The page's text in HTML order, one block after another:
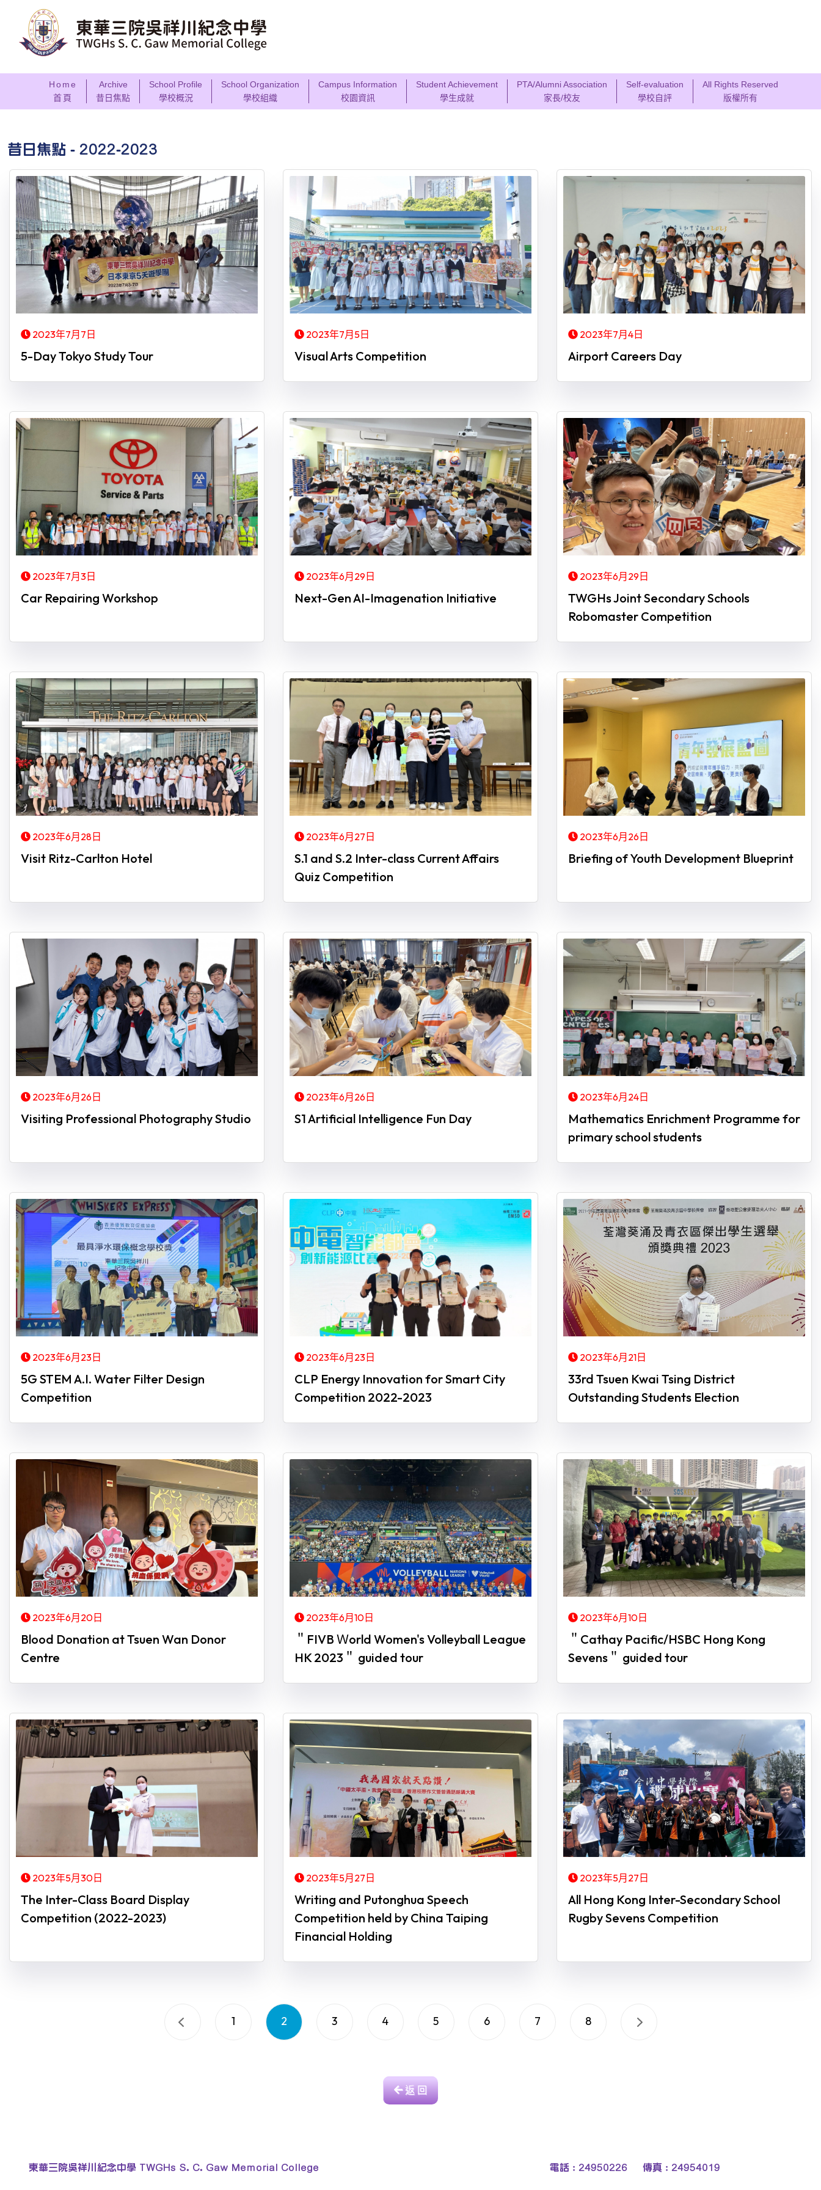
Home
首頁
Archive
昔日焦點
School Profile
學校概況
School Organization
學校組織
Campus Information
校園資訊
Student Achievement
學生成就
PTA/Alumni Association
家長/校友
Self-evaluation
學校自評
All Rights Reserved
版權所有
昔日焦點 - 2022-2023
2023年7月7日
5-Day Tokyo Study Tour
2023年7月5日
Visual Arts Competition
2023年7月4日
Airport Careers Day
2023年7月3日
Car Repairing Workshop
2023年6月29日
Next-Gen AI-Imagenation Initiative
2023年6月29日
TWGHs Joint Secondary Schools
Robomaster Competition
2023年6月28日
Visit Ritz-Carlton Hotel
2023年6月27日
S.1 and S.2 Inter-class Current Affairs
Quiz Competition
2023年6月26日
Briefing of Youth Development Blueprint
2023年6月26日
Visiting Professional Photography Studio
2023年6月26日
S1 Artificial Intelligence Fun Day
2023年6月24日
Mathematics Enrichment Programme for
primary school students
2023年6月23日
5G STEM A.I. Water Filter Design
Competition
2023年6月23日
CLP Energy Innovation for Smart City
Competition 2022-2023
2023年6月21日
33rd Tsuen Kwai Tsing District
Outstanding Students Election
2023年6月20日
Blood Donation at Tsuen Wan Donor
Centre
2023年6月10日
＂FIVB Ｗorld Women's Volleyball League
HK 2023＂ guided tour
2023年6月10日
＂Cathay Pacific/HSBC Hong Kong
Sevens＂ guided tour
2023年5月30日
The Inter-Class Board Display
Competition (2022-2023)
2023年5月27日
Writing and Putonghua Speech
Competition held by China Taiping
Financial Holding
2023年5月27日
All Hong Kong Inter-Secondary School
Rugby Sevens Competition
1 2 3 4 5 6 7 8
返 回
東華三院吳祥川紀念中學 TWGHs S. C. Gaw Memorial College 電話 : 24950226 傳真 : 24954019